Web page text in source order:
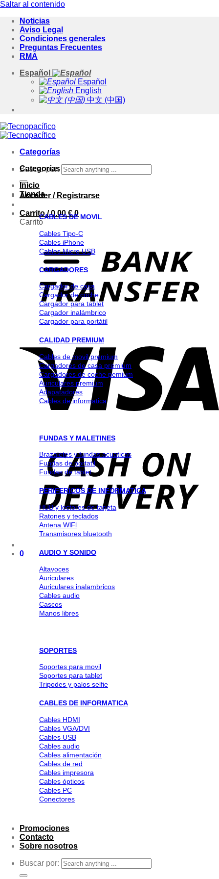
Saltar al contenido
Noticias
Aviso Legal
Condiciones generales
Preguntas Frecuentes
RMA
Español
Español
English
中文 (中国)
Categorías
Buscar por:
Acceder / Registrarse
Carrito /0.00€ 0
Carrito
0
Categorías
Inicio
Tienda
CABLES DE MOVIL
Cables Tipo-C
Cables iPhone
Cables Micro USB
CARGADORES
Cargador de casa
Cargador de coche
Cargador para tablet
Cargador inalámbrico
Cargador para portátil
CALIDAD PREMIUM
Cables de movil premium
Cargadores de casa premium
Cargadores de coche pemium
Auriculares premium
Adapatadores
Cables de informatica
FUNDAS Y MALETINES
Brazaletes y fundas acuaticas
Fundas de portatil
Fundas de tablet
PERIFERICOS DE INFORMATICA
HUB y lectores de tarjeta
Ratones y teclados
Antena WlFl
Transmisores bluetooth
AUDIO Y SONIDO
Altavoces
Auriculares
Auriculares inalambricos
Cables audio
Cascos
Manos libres
SOPORTES
Soportes para movil
Soportes para tablet
Tripodes y palos selfie
CABLES DE INFORMATICA
Cables HDMI
Cables VGA/DVI
Cables USB
Cables audio
Cables alimentación
Cables de red
Cables impresora
Cables ópticos
Cables PC
Conectores
Promociones
Contacto
Sobre nosotros
Buscar por: